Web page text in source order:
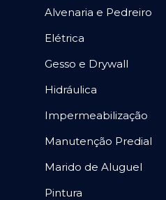
Alvenaria e Pedreiro
Elétrica
Gesso e Drywall
Hidráulica
Impermeabilização
Manutenção Predial
Marido de Aluguel
Pintura